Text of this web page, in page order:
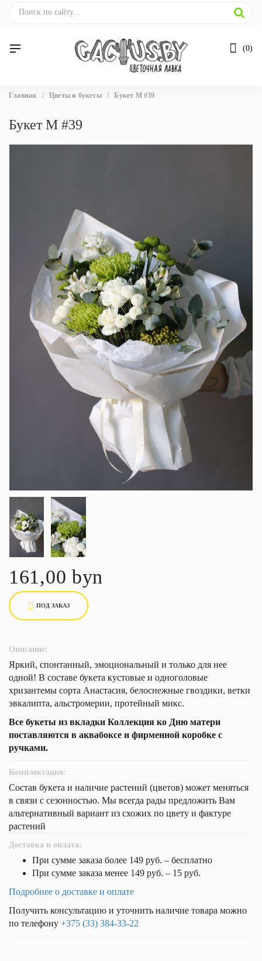
0
Вы
Главная / Цветы и букеты / Букет М #39
Букет М #39
161,00 byn
ПОД ЗАКАЗ
Описание:
Яркий, спонтанный, эмоциональный и только для нее
одной! В составе букета кустовые и одноголовые
хризантемы сорта Анастасия, белоснежные гвоздики, ветки
эвкалипта, альстромерии, протейный микс.
Все букеты из вкладки Коллекция ко Дню матери
поставляются в аквабоксе и фирменной коробке с
ручками.
Комплектация:
Состав букета и наличие растений (цветов) может меняться
в связи с сезонностью. Мы всегда рады предложить Вам
альтернативный вариант из схожих по цвету и фактуре
растений
Доставка и оплата:
При сумме заказа более 149 руб. – бесплатно
При сумме заказа менее 149 руб. – 15 руб.
Подробнее о доставке и оплате
Получить консультацию и уточнить наличие товара можно
по телефону +375 (33) 384-33-22